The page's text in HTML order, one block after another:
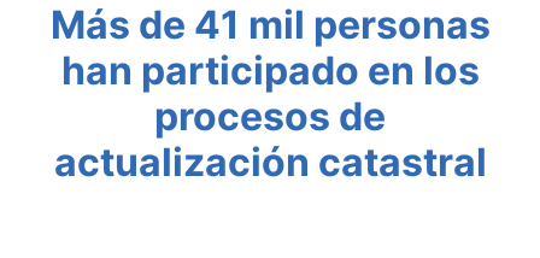
Más de 41 mil personas
han participado en los
procesos de
actualización catastral